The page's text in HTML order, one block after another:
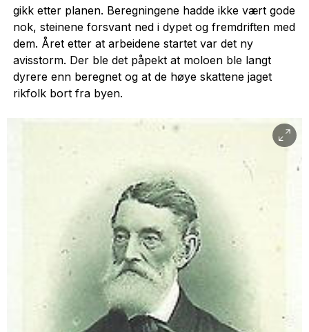
gikk etter planen. Beregningene hadde ikke vært gode
nok, steinene forsvant ned i dypet og fremdriften med
dem. Året etter at arbeidene startet var det ny
avisstorm. Der ble det påpekt at moloen ble langt
dyrere enn beregnet og at de høye skattene jaget
rikfolk bort fra byen.